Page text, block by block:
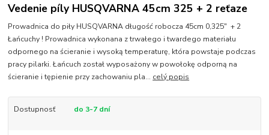
Vedenie píly HUSQVARNA 45cm 325 + 2 reťaze
Prowadnica do piły HUSQVARNA długość robocza 45cm 0,325" + 2
Łańcuchy ! Prowadnica wykonana z trwałego i twardego materiału
odpornego na ścieranie i wysoką temperaturę, która powstaje podczas
pracy pilarki. Łańcuch został wyposażony w powołokę odporną na
ścieranie i tępienie przy zachowaniu pla... celý popis
Dostupnosť do 3-7 dní